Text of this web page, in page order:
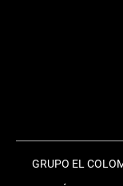
GRUPO EL